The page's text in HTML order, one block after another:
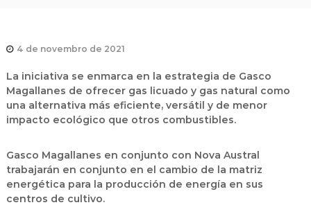
4 de novembro de 2021
La iniciativa se enmarca en la estrategia de Gasco
Magallanes de ofrecer gas licuado y gas natural como
una alternativa más eficiente, versátil y de menor
impacto ecológico que otros combustibles.
Gasco Magallanes en conjunto con Nova Austral
trabajarán en conjunto en el cambio de la matriz
energética para la producción de energía en sus
centros de cultivo.